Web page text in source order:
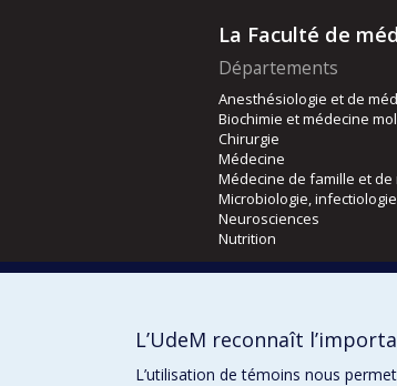
La Faculté de
Départements
Anesthésiologie et de
Biochimie et médecine
Chirurgie
Médecine
Médecine de famille et de
Microbiologie,
Neurosciences
Nutrition
Orthophonie et audiologie
L’UdeM reconnaît
L’utilisation de témoins nous